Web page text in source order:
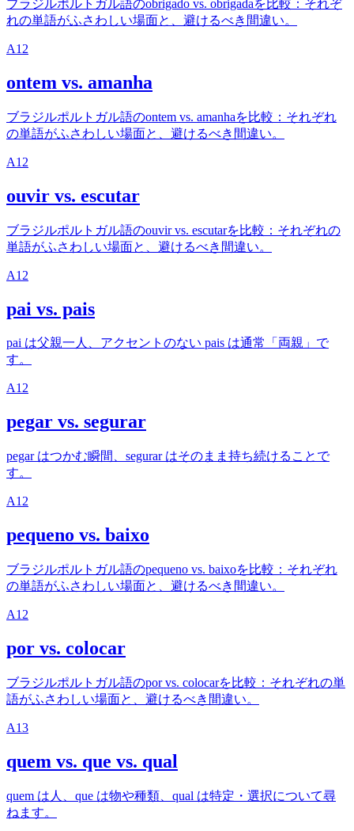
ブラジルポルトガル語のobrigado vs. obrigadaを比較：それぞ
れの単語がふさわしい場面と、避けるべき間違い。
A1 2
ontem vs. amanha
ブラジルポルトガル語のontem vs. amanhaを比較：それぞれ
の単語がふさわしい場面と、避けるべき間違い。
A1 2
ouvir vs. escutar
ブラジルポルトガル語のouvir vs. escutarを比較：それぞれの
単語がふさわしい場面と、避けるべき間違い。
A1 2
pai vs. pais
pai は父親一人、アクセントのない pais は通常「両親」で
す。
A12
pegar vs. segurar
pegar はつかむ瞬間、segurar はそのまま持ち続けることで
す。
A1 2
pequeno vs. baixo
ブラジルポルトガル語のpequeno vs. baixoを比較：それぞれ
の単語がふさわしい場面と、避けるべき間違い。
A1 2
por vs. colocar
ブラジルポルトガル語のpor vs. colocarを比較：それぞれの単
語がふさわしい場面と、避けるべき間違い。
A13
quem vs. que vs. qual
quem は人、que は物や種類、qual は特定・選択について尋
ねます。